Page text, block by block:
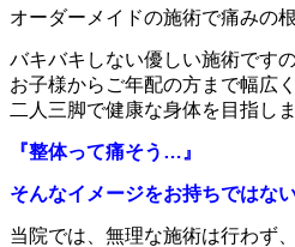
オーダーメイドの施術で痛みの
バキバキしない優しい施術ですの
お子様からご年配の方まで幅広
二人三脚で健康な身体を目指し
『整体って痛そう…』
そんなイメージをお持ちではな
当院では、無理な施術は行わず、